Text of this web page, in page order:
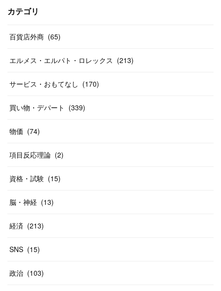
(17
(12)
(13
(14)
(29
(24)
(26
(26
(20)
(14
(46
(55
(38)
(20
(31
58)
10
(33
(46)
(20
カテゴリ
百貨店外商 (65)
エルメス・エルパト・ロレックス (213)
サービス・おもてなし (170)
買い物・デパート (339)
物価 (74)
項目反応理論 (2)
資格・試験 (15)
脳・神経 (13)
経済 (213)
SNS (15)
政治 (103)